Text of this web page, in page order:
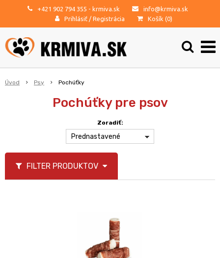
+421 902 794 355 - krmiva.sk
info@krmiva.sk
Prihlásiť / Registrácia Košík (0)
Úvod Psy Pochúťky
Pochúťky pre psov
Zoradiť:
Prednastavené
FILTER PRODUKTOV